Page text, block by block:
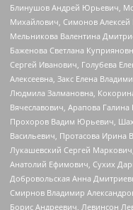
Блинушов Андрей Юрьевич,
Михайлович, Симонов
Мельникова Валентина
Баженова Светлана
Сергей Иванович, Голубева
Алексеевна, Закс Елена
Людмила Залмановна,
Вячеславович, Арапова
Прохоров Вадим Юрьевич,
Васильевич, Протасова Ирина
Лукашевский Сергей
Анатолий Ефимович, Сухих
Добровольская Анна
Смирнов Владимир
Борис Андреевич, Левинсон